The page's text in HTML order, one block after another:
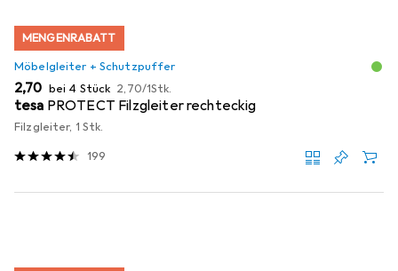
MENGENRABATT
Möbelgleiter + Schutzpuffer
EUR
2,70 bei 4 Stück EUR
2,70/1Stk.
tesa PROTECT Filzgleiter rechteckig
Filzgleiter, 1 Stk.
199